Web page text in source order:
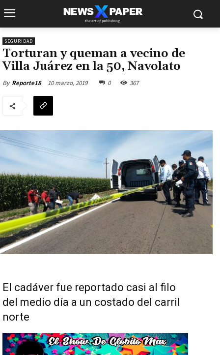
SEGURIDAD
Torturan y queman a vecino de
Villa Juárez en la 50, Navolato
By Reporte18 10 marzo, 2019 0 367
El cadáver fue reportado casi al filo
del medio día a un costado del carril
norte